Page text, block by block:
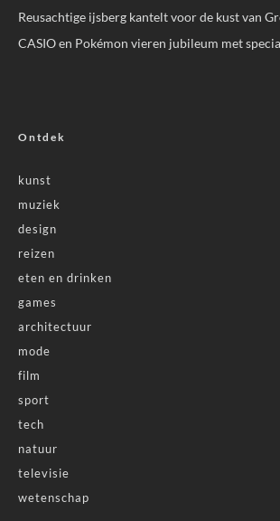
Reusachtige ijsberg kantelt voor de kust van
CASIO en Pokémon vieren jubileum met
Ontdek
kunst
muziek
design
reizen
eten en drinken
games
architectuur
mode
film
sport
tech
natuur
televisie
wetenschap